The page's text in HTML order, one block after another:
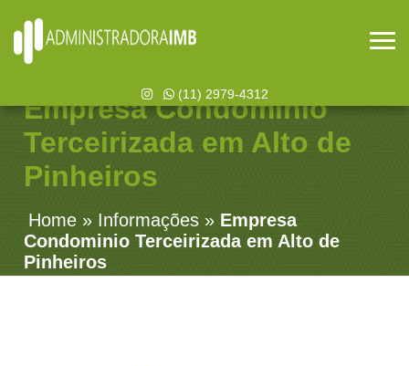
(11) 2979-4312
Empresa Condominio
Terceirizada em Alto de
Pinheiros
Home » Informações » Empresa
Condominio Terceirizada em Alto de
Pinheiros